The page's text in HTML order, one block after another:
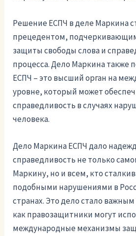
Решение ЕСПЧ в деле Маркина
прецедентом,
защиты свободы слова и
процесса. Дело Маркина также
ЕСПЧ – это высший орган на
уровне, который может
справедливость в случаях
человека.
Дело Маркина ЕСПЧ дало
справедливость не только
Маркину, но и всем, кто
подобными нарушениями в
странах. Это дело стало
как правозащитники могут
международные механизмы